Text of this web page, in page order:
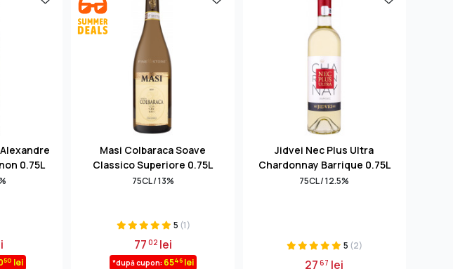
0.75L
50 lei
Masi Colbaraca Soave
Classico Superiore 0.75L
75CL / 13%
5 (1)
7702lei
*după cupon: 6546lei
Jidvei Nec Plus Ultra
Chardonnay Barrique 0.75L
75CL / 12.5%
5 (2)
2767 lei